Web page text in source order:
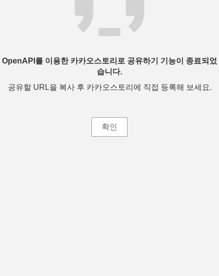
OpenAPI를 이용한 카카오스토리로 공유하기 기능이 종료되었
습니다.
공유할 URL을 복사 후 카카오스토리에 직접 등록해 보세요.
확인